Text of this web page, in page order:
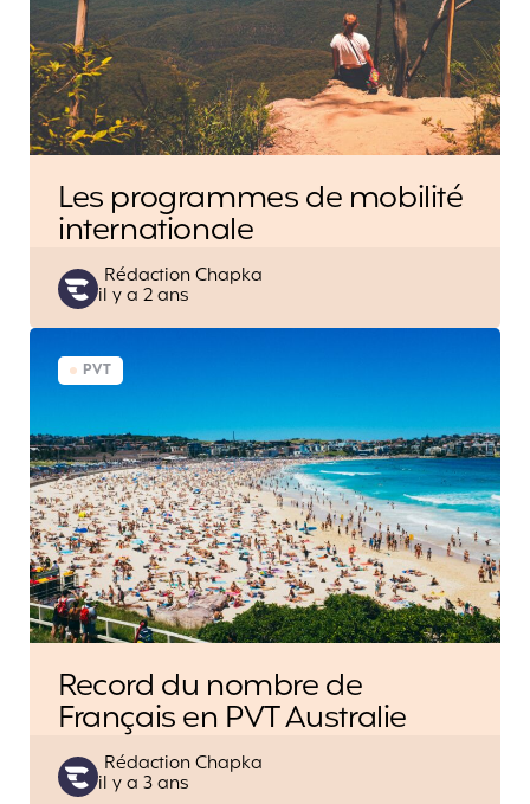
Les programmes de mobilité
internationale
Posted
by
Rédaction Chapka
il y a 2 ans
PVT
Record du nombre de
Français en PVT Australie
Posted
by
Rédaction Chapka
il y a 3 ans